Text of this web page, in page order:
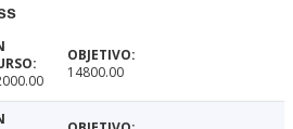
14800.00